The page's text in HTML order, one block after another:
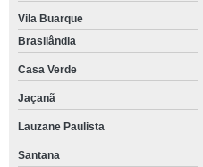
Vila Buarque
Brasilândia
Casa Verde
Jaçanã
Lauzane Paulista
Santana